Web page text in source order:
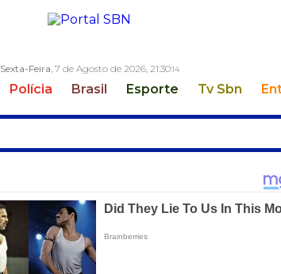
Sexta-Feira, 7 de Agosto de 2026, 21:30:15
Polícia Brasil Esporte Tv Sbn